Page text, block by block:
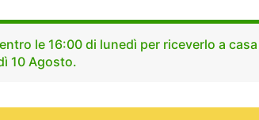
le 16:00 di lunedì per riceverlo a casa
10 Agosto.